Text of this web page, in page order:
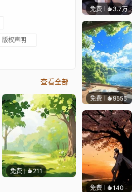
版权声明
查看全部
免费 211
免费 3.7万豆子
免费 9555叮叮
免费 140渔小小